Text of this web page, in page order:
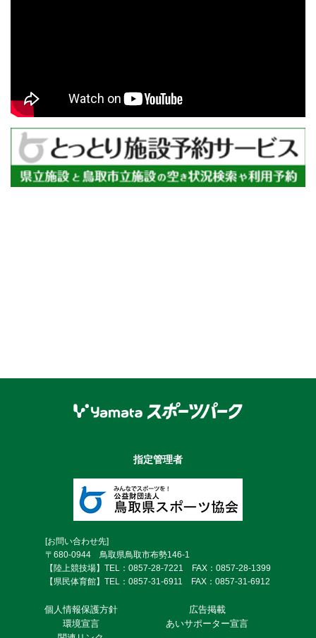
指定管理者
[お問い合わせ先]
〒680-0944 鳥取県鳥取市布勢146-1
【陸上競技場】TEL：0857-28-7221 FAX：0857-28-1399
【県民体育館】TEL：0857-31-6911 FAX：0857-31-6912
個⼈情報保護⽅針
広告掲載
環境宣言
あいサポーター宣言